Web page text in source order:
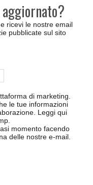
ricevi le nostre email
pubblicate sul sito
di marketing.
le tue informazioni
Leggi qui
.
momento facendo
delle nostre e-mail.